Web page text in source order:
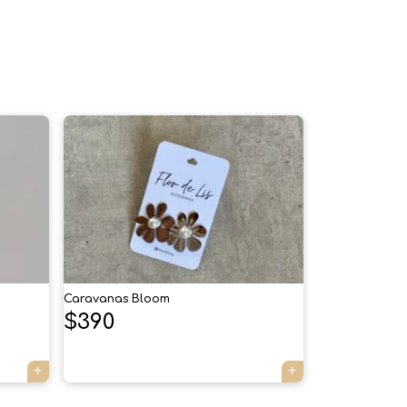
Caravanas Bloom
$390
Agregá un producto y aparecerá acá
automáticamente.